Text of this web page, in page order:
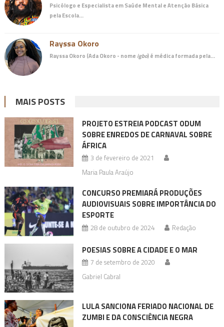
Psicólogo e Especialista em Saúde Mental e Atenção Básica
pela Escola…
Rayssa Okoro
Rayssa Okoro (Ada Okoro - nome igbo) é médicaformada pela…
MAIS POSTS
PROJETO ESTREIA PODCAST ODUM
SOBRE ENREDOS DE CARNAVAL SOBRE
ÁFRICA
3 de fevereiro de 2021
Maria Paula Araújo
CONCURSO PREMIARÁ PRODUÇÕES
AUDIOVISUAIS SOBRE IMPORTÂNCIA DO
ESPORTE
28 de outubro de 2024 Redação
POESIAS SOBRE A CIDADE E O MAR
7 de setembro de 2020
Gabriel Cabral
LULA SANCIONA FERIADO NACIONAL DE
ZUMBI E DA CONSCIÊNCIA NEGRA